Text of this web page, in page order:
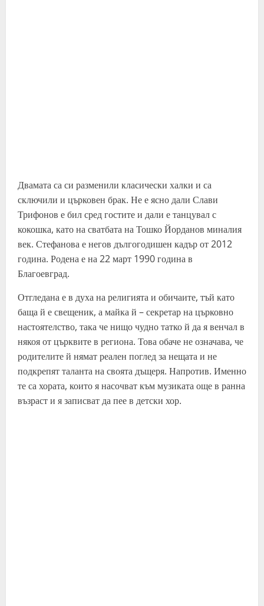
Двамата са си разменили класически халки и са
сключили и църковен брак. Не е ясно дали Слави
Трифонов е бил сред гостите и дали е танцувал с
кокошка, като на сватбата на Тошко Йорданов миналия
век. Стефанова е негов дългогодишен кадър от 2012
година. Родена е на 22 март 1990 година в
Благоевград.
Отгледана е в духа на религията и обичаите, тъй като
баща й е свещеник, а майка й – секретар на църковно
настоятелство, така че нищо чудно татко й да я венчал в
някоя от църквите в региона. Това обаче не означава, че
родителите й нямат реален поглед за нещата и не
подкрепят таланта на своята дъщеря. Напротив. Именно
те са хората, които я насочват към музиката още в ранна
възраст и я записват да пее в детски хор.